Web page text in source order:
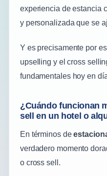
experiencia de estancia
y personalizada que se
Y es precisamente por
upselling y el cross
fundamentales hoy en
¿Cuándo funcionan
sell en un hotel o
En términos de
verdadero momento
o cross sell.